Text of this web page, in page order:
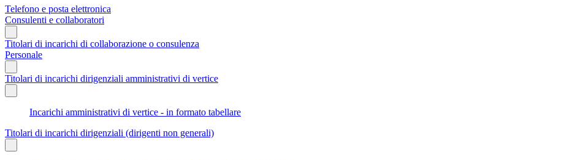
Telefono e posta elettronica
Consulenti e collaboratori
Titolari di incarichi di collaborazione o consulenza
Personale
Titolari di incarichi dirigenziali amministrativi di vertice
Incarichi amministrativi di vertice - in formato tabellare
Titolari di incarichi dirigenziali (dirigenti non generali)